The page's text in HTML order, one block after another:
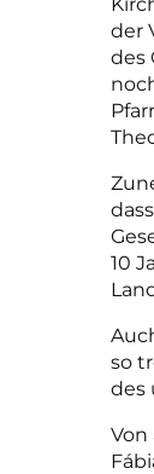
der
des
10
so
des
Von